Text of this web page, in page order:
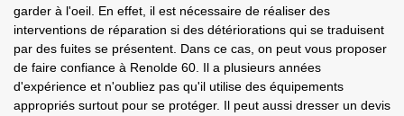
garder à l'oeil. En effet, il est nécessaire de réaliser des
interventions de réparation si des détériorations qui se traduisent
par des fuites se présentent. Dans ce cas, on peut vous proposer
de faire confiance à Renolde 60. Il a plusieurs années
d'expérience et n'oubliez pas qu'il utilise des équipements
appropriés surtout pour se protéger. Il peut aussi dresser un devis